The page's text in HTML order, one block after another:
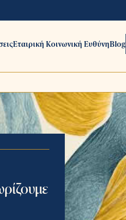
Εταιρική Κοινωνική ΕυθύνηBlog